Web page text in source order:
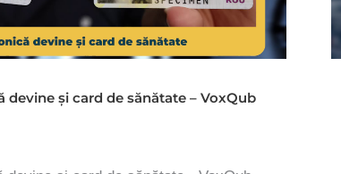
devine și card de sănătate – VoxQub